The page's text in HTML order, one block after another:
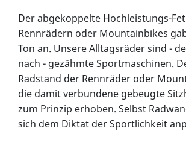
Der abgekoppelte Hochleistungs-
Rennrädern oder Mountainbikes
Ton an. Unsere Alltagsräder sind -
nach - gezähmte Sportmaschinen.
Radstand der Rennräder oder
die damit verbundene gebeugte
zum Prinzip erhoben. Selbst
sich dem Diktat der Sportlichkeit